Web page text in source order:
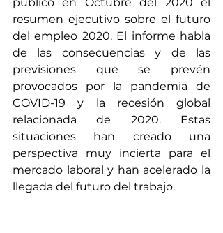
resumen ejecutivo sobre el futuro
del empleo 2020. El informe habla
de las consecuencias y de las
previsiones que se prevén
provocados por la pandemia de
COVID-19 y la recesión global
relacionada de 2020. Estas
situaciones han creado una
perspectiva muy incierta para el
mercado laboral y han acelerado la
llegada del futuro del trabajo.